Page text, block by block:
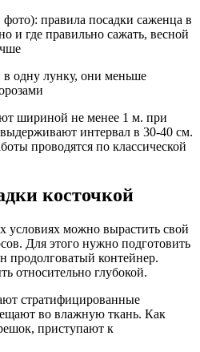
одну лунку, они меньше
шириной не менее 1 м. при
интервал в 30-40 см.
проводятся по классической
косточкой
условиях можно вырастить свой
Для этого нужно подготовить
продолговатый контейнер.
относительно глубокой.
стратифицированные
во влажную ткань. Как
приступают к